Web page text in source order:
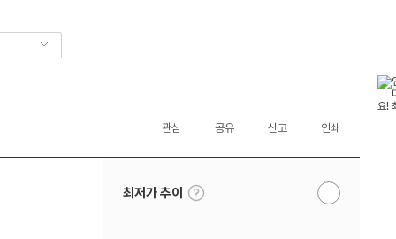
관심 공유 신고 인쇄
최저가 추이
툴
팁
알